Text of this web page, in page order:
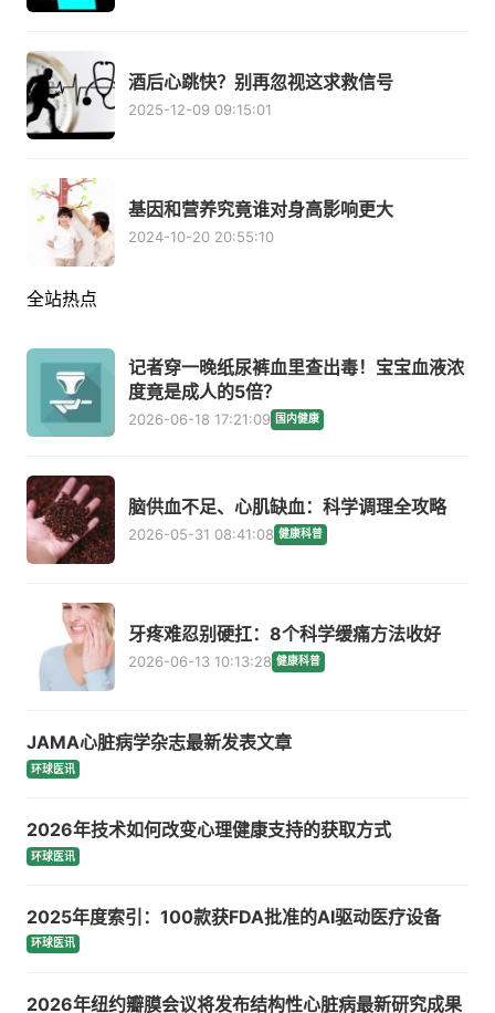
酒后心跳快？别再忽视这求救信号
2025-12-09 09:15:01
基因和营养究竟谁对身高影响更大
2024-10-20 20:55:10
全站热点
记者穿一晚纸尿裤血里查出毒！宝宝血液浓
度竟是成人的5倍？
2026-06-18 17:21:09 国内健康
脑供血不足、心肌缺血：科学调理全攻略
2026-05-31 08:41:08 健康科普
牙疼难忍别硬扛：8个科学缓痛方法收好
2026-06-13 10:13:28 健康科普
JAMA心脏病学杂志最新发表文章
环球医讯
2026年技术如何改变心理健康支持的获取方式
环球医讯
2025年度索引：100款获FDA批准的AI驱动医疗设备
环球医讯
2026年纽约瓣膜会议将发布结构性心脏病最新研究成果